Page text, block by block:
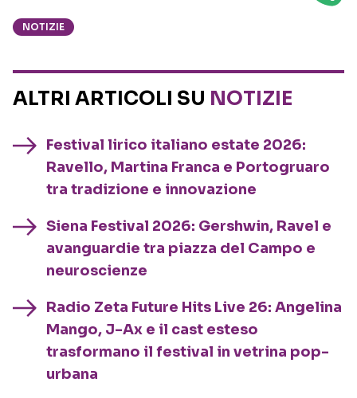
NOTIZIE
ALTRI ARTICOLI SU NOTIZIE
Festival lirico italiano estate 2026:
Ravello, Martina Franca e Portogruaro
tra tradizione e innovazione
Siena Festival 2026: Gershwin, Ravel e
avanguardie tra piazza del Campo e
neuroscienze
Radio Zeta Future Hits Live 26: Angelina
Mango, J-Ax e il cast esteso
trasformano il festival in vetrina pop-
urbana